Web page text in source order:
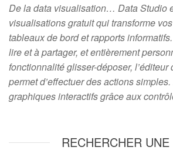
De la data visualisation… Data Studio
visualisations gratuit qui transforme
tableaux de bord et rapports
lire et à partager, et entièrement
fonctionnalité glisser-déposer, l’éditeur
permet d’effectuer des actions
graphiques interactifs grâce aux
RECHERCHER